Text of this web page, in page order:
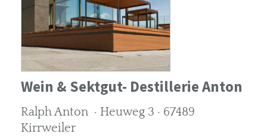
Wein & Sektgut- Destillerie Anton
Ralph Anton · Heuweg 3 · 67489
Kirrweiler